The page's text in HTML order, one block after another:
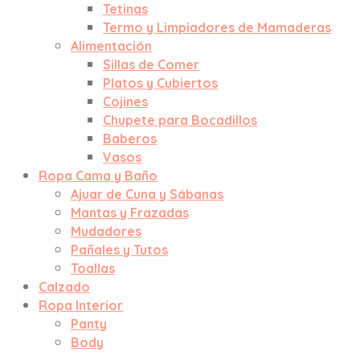
Tetinas
Termo y Limpiadores de Mamaderas
Alimentación
Sillas de Comer
Platos y Cubiertos
Cojines
Chupete para Bocadillos
Baberos
Vasos
Ropa Cama y Baño
Ajuar de Cuna y Sábanas
Mantas y Frazadas
Mudadores
Pañales y Tutos
Toallas
Calzado
Ropa Interior
Panty
Body